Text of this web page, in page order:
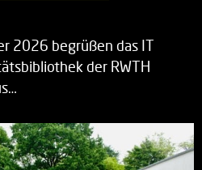
2026 begrüßen das IT
der RWTH